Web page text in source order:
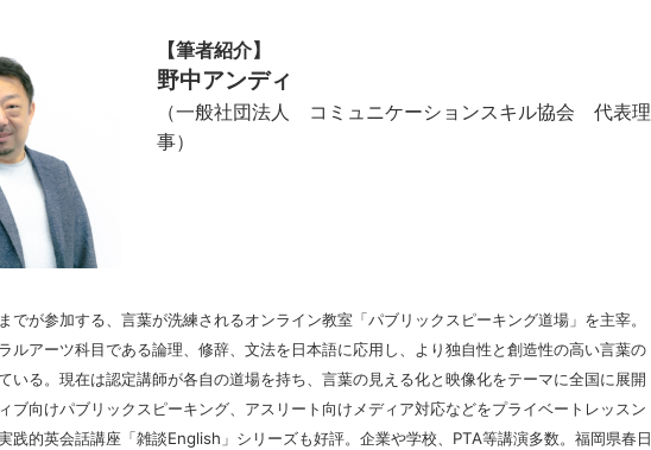
【筆者紹介】
野中アンディ
（一般社団法人 コミュニケーションスキル協会 代表理
事）
でが参加する、言葉が洗練されるオンライン教室「パブリックスピーキング道場」を主宰。
ルアーツ科目である論理、修辞、文法を日本語に応用し、より独自性と創造性の高い言葉の
いる。現在は認定講師が各自の道場を持ち、言葉の見える化と映像化をテーマに全国に展開
ブ向けパブリックスピーキング、アスリート向けメディア対応などをプライベートレッスン
践的英会話講座「雑談English」シリーズも好評。企業や学校、PTA等講演多数。福岡県春日